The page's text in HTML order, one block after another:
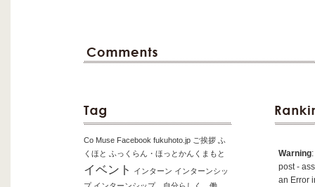
Co Muse Facebook fukuhoto.jp ご挨拶 ふ
くほと ふっくらん・ほっとかんくまもと
イベント インターン インターンシッ
Warning
post -
an Error